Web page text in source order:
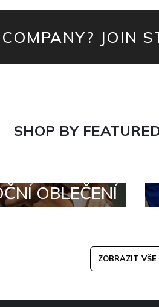
JOIN
SHOP BY
OBLEČENÍ
ZOBRAZIT VŠE